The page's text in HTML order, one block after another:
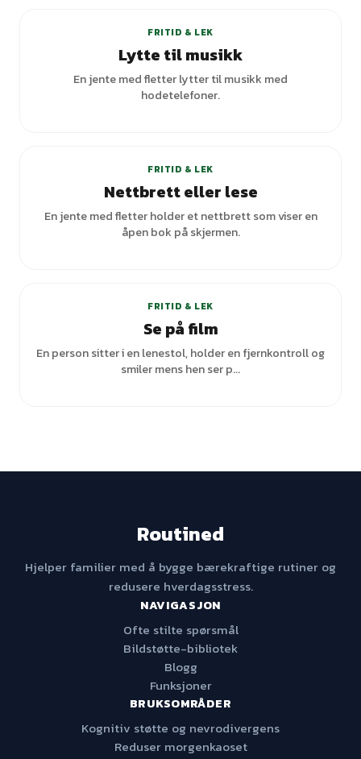
FRITID & LEK
Lytte til musikk
En jente med fletter lytter til musikk med
hodetelefoner.
FRITID & LEK
Nettbrett eller lese
En jente med fletter holder et nettbrett som viser en
åpen bok på skjermen.
FRITID & LEK
Se på film
En person sitter i en lenestol, holder en fjernkontroll og
smiler mens hen ser p...
Routined
Hjelper familier med å bygge bærekraftige rutiner og
redusere hverdagsstress.
NAVIGASJON
Ofte stilte spørsmål
Bildstøtte-bibliotek
Blogg
Funksjoner
BRUKSOMRÅDER
Kognitiv støtte og nevrodivergens
Reduser morgenkaoset